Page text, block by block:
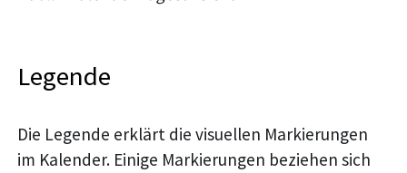
Legende
Die Legende erklärt die visuellen Markierungen
im Kalender. Einige Markierungen beziehen sich